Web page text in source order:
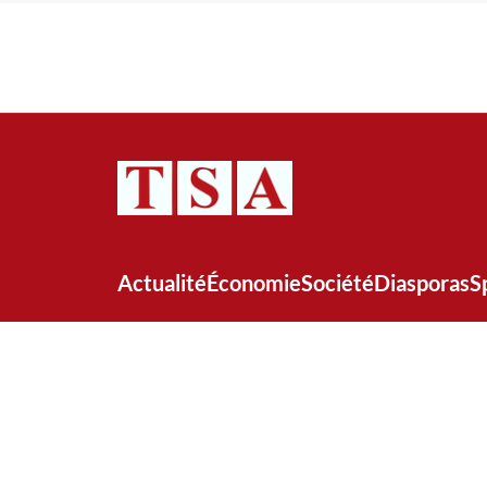
ActualitéÉconomieSociétéDiasporas